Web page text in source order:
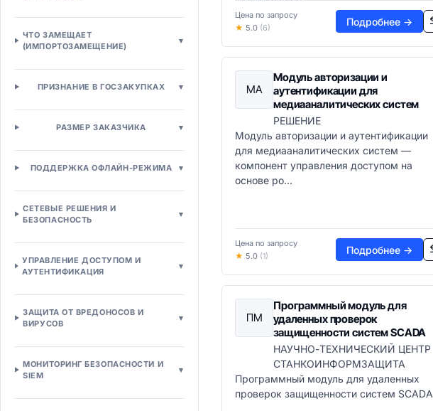
Управление заказами (OMS)
(PIM)
Промо-движки
POS-системы для розницы
Mobile POS
Self-checkout системы
HRMS системы
Учет рабочего времени
ATS системы
Рекрутинг-платформы
Performance Management
Обучение и развитие
LMS системы
LXP платформы
ЧТО ЗАМЕЩАЕТ
(ИМПОРТОЗАМЕЩЕНИЕ)
▾
ПРИЗНАНИЕ В ГОСЗАКУПКАХ ▾
РАЗМЕР ЗАКАЗЧИКА ▾
ПОДДЕРЖКА ОФЛАЙН-РЕЖИМА ▾
СЕТЕВЫЕ РЕШЕНИЯ И
БЕЗОПАСНОСТЬ
▾
УПРАВЛЕНИЕ ДОСТУПОМ И
АУТЕНТИФИКАЦИЯ
▾
ЗАЩИТА ОТ ВРЕДОНОСОВ И
ВИРУСОВ
▾
МОНИТОРИНГ БЕЗОПАСНОСТИ И
SIEM
▾
Цена по запросу
★ 5.0 (6)
Подробнее →
МА
Модуль авторизации и
аутентификации для
медиааналитических систем
РЕШЕНИЕ
Модуль авторизации и аутентификации
для медиааналитических систем —
компонент управления доступом на
основе ро...
Цена по запросу
★ 5.0 (1)
Подробнее →
ПМ
Программный модуль для
удаленных проверок
защищенности систем SCADA
НАУЧНО-ТЕХНИЧЕСКИЙ ЦЕНТР
СТАНКОИНФОРМЗАЩИТА
Программный модуль для удаленных
проверок защищенности систем SCADA